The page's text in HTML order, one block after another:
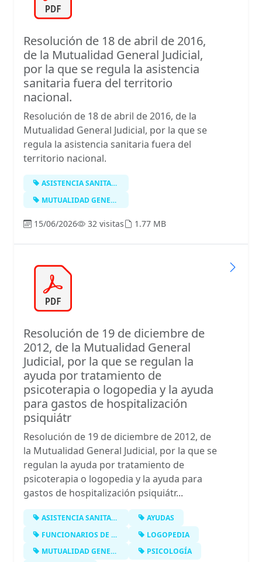
Resolución de 18 de abril de 2016,
de la Mutualidad General Judicial,
por la que se regula la asistencia
sanitaria fuera del territorio
nacional.
Resolución de 18 de abril de 2016, de la
Mutualidad General Judicial, por la que se
regula la asistencia sanitaria fuera del
territorio nacional.
ASISTENCIA SANITARIA
MUTUALIDAD GENERAL JUDICIAL
15/06/2026 32 visitas 1.77 MB
Resolución de 19 de diciembre de
2012, de la Mutualidad General
Judicial, por la que se regulan la
ayuda por tratamiento de
psicoterapia o logopedia y la ayuda
para gastos de hospitalización
psiquiátr
Resolución de 19 de diciembre de 2012, de
la Mutualidad General Judicial, por la que se
regulan la ayuda por tratamiento de
psicoterapia o logopedia y la ayuda para
gastos de hospitalización psiquiátr...
ASISTENCIA SANITARIA
AYUDAS
FUNCIONARIOS DE LA ADMINISTRACIÓN D…
LOGOPEDIA
MUTUALIDAD GENERAL JUDICIAL
PSICOLOGÍA